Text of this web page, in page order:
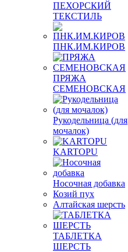
ПЕХОРСКИЙ
ТЕКСТИЛЬ
ПНК.ИМ.КИРОВ
ПРЯЖА
СЕМЕНОВСКАЯ
Рукодельница (для
мочалок)
KARTOPU
Носочная добавка
Козий пух
Алтайская шерсть
ТАБЛЕTКА
ШЕРСТЬ